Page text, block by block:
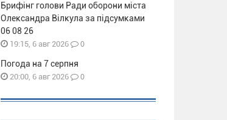
Брифінг голови Ради оборони міста
Олександра Вілкула за підсумками
06 08 26
19:15, 6 авг 2026 0
Погода на 7 серпня
20:00, 6 авг 2026 0